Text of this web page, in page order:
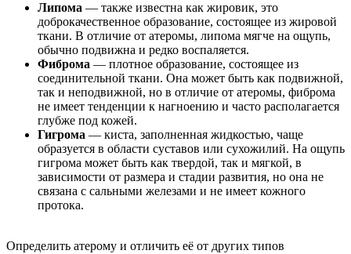
Липома — также известна как жировик, это
доброкачественное образование, состоящее из жировой
ткани. В отличие от атеромы, липома мягче на ощупь,
обычно подвижна и редко воспаляется.
Фиброма — плотное образование, состоящее из
соединительной ткани. Она может быть как подвижной,
так и неподвижной, но в отличие от атеромы, фиброма
не имеет тенденции к нагноению и часто располагается
глубже под кожей.
Гигрома — киста, заполненная жидкостью, чаще
образуется в области суставов или сухожилий. На ощупь
гигрома может быть как твердой, так и мягкой, в
зависимости от размера и стадии развития, но она не
связана с сальными железами и не имеет кожного
протока.
Определить атерому и отличить её от других типов